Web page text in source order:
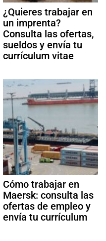
¿Quieres trabajar en
un imprenta?
Consulta las ofertas,
sueldos y envía tu
currículum vitae
Cómo trabajar en
Maersk: consulta las
ofertas de empleo y
envía tu currículum